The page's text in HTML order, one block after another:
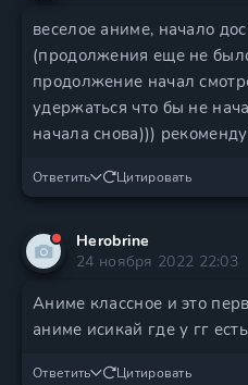
веселое аниме, начало
(продолжения еще не
продолжение начал
удержаться что бы не
начала снова)))
Ответить Цитировать
Herobrine
24 ноября 2022 22:03
Аниме классное и это
аниме исикай где у гг
Ответить Цитировать